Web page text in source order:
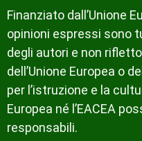
Finanziato dall’Unione
opinioni espressi sono
degli autori e non
dell’Unione Europea o
per l’istruzione e la
Europea né l’EACEA
responsabili.